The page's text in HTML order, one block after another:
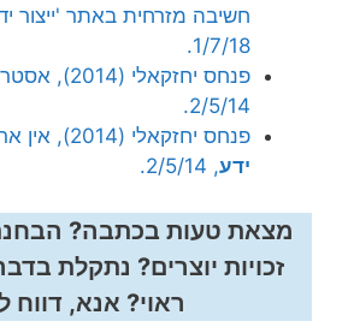
חשיבה מזרחית באתר 'ייצור
1/7/18.
פנחס יחזקאלי (2014), אסטרטגיה,
2/5/14.
פנחס יחזקאלי (2014), אין ארוחות חינם,
ידע, 2/5/14.
מצאת טעות בכתבה?
זכויות יוצרים? נתקלת
ראוי? אנא, דווח